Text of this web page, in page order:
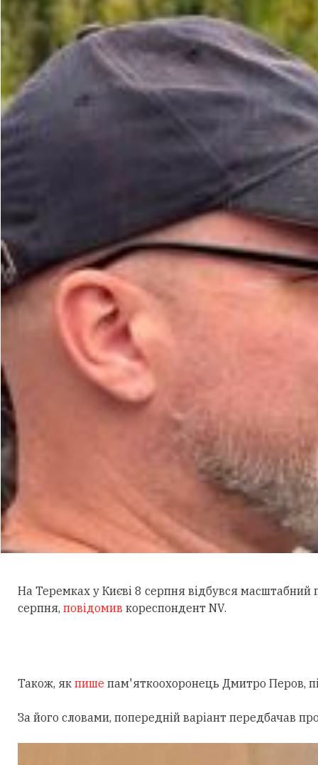
На Теремках у Києві 8 серпня відбувся масштабний
серпня, повідомив кореспондент NV.
Також, як пише пам'яткоохоронець Дмитро Перов,
За його словами, попередній варіант передбачав